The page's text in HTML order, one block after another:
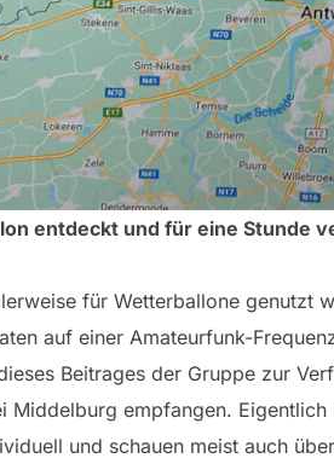
entdeckt und für eine Stunde
für Wetterballone genutzt
auf einer Amateurfunk-
Beitrages der Gruppe zur
empfangen.
und schauen meist auch